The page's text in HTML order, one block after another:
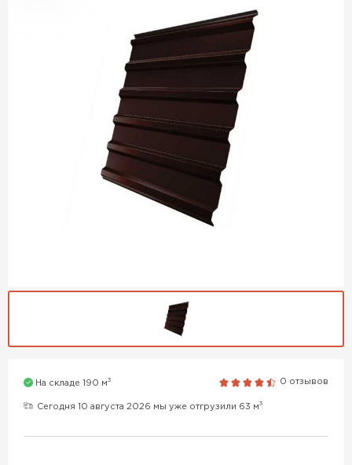
На складе 190 м3 0 отзывов
Сегодня 10 августа 2026 мы уже отгрузили 63 м3